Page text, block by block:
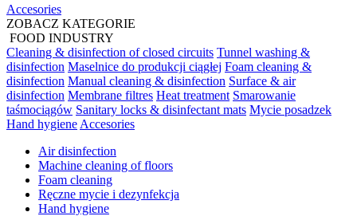
Accesories
ZOBACZ KATEGORIE
FOOD INDUSTRY
Cleaning & disinfection of closed circuits Tunnel washing &
disinfection Maselnice do produkcji ciągłej Foam cleaning &
disinfection Manual cleaning & disinfection Surface & air
disinfection Membrane filtres Heat treatment Smarowanie
taśmociągów Sanitary locks & disinfectant mats Mycie posadzek
Hand hygiene Accesories
Air disinfection
Machine cleaning of floors
Foam cleaning
Ręczne mycie i dezynfekcja
Hand hygiene